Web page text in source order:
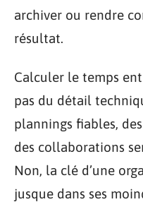
archiver ou rendre
résultat.
Calculer le temps
pas du détail
plannings fiables,
des collaborations
Non, la clé d’une
jusque dans ses